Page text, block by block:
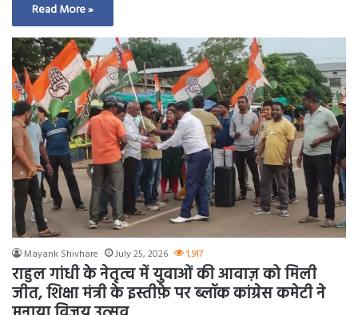
Read More »
Mayank Shivhare July 25, 2026 1,917
राहुल गांधी के नेतृत्व में युवाओं की आवाज़ को मिली
जीत, शिक्षा मंत्री के इस्तीफ़े पर ब्लॉक कांग्रेस कमेटी ने